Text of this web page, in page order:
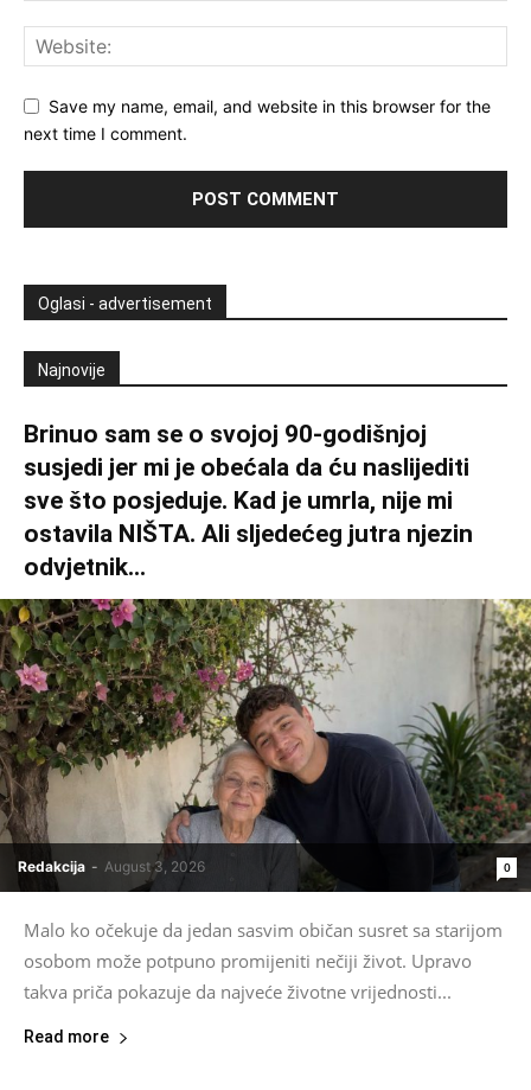
Save my name, email, and website in this browser for the
next time I comment.
Oglasi - advertisement
Najnovije
Brinuo sam se o svojoj 90-godišnjoj
susjedi jer mi je obećala da ću naslijediti
sve što posjeduje. Kad je umrla, nije mi
ostavila NIŠTA. Ali sljedećeg jutra njezin
odvjetnik...
Redakcija - August 3, 2026 0
Malo ko očekuje da jedan sasvim običan susret sa starijom
osobom može potpuno promijeniti nečiji život. Upravo
takva priča pokazuje da najveće životne vrijednosti...
Read more